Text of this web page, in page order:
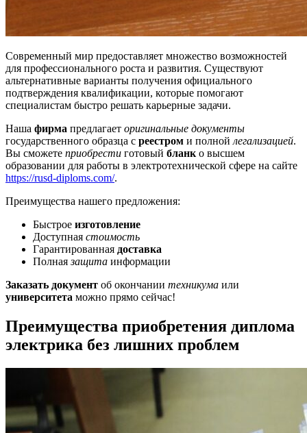
Современный мир предоставляет множество возможностей
для профессионального роста и развития. Существуют
альтернативные варианты получения официального
подтверждения квалификации, которые помогают
специалистам быстро решать карьерные задачи.
Наша фирма предлагает оригинальные документы
государственного образца с реестром и полной легализацией.
Вы сможете приобрести готовый бланк о высшем
образовании для работы в электротехнической сфере на сайте
https://rusd-diploms.com/.
Преимущества нашего предложения:
Быстрое изготовление
Доступная стоимость
Гарантированная доставка
Полнаязащита информации
Заказать документ об окончании техникума или
университета можно прямо сейчас!
Преимущества приобретения диплома
электрика без лишних проблем